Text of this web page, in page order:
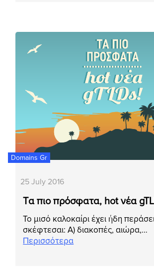
Domains Gr
25 July 2016
Tα πιο πρόσφατα, hot νέα
Το μισό καλοκαίρι έχει ήδη
σκέφτεσαι: Α) διακοπές, αιώρα,…
Περισσότερα